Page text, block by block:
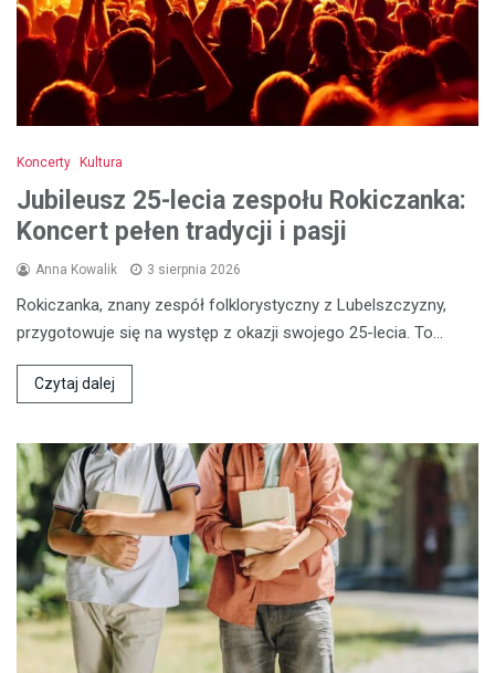
Koncerty Kultura
Jubileusz 25-lecia zespołu Rokiczanka:
Koncert pełen tradycji i pasji
Anna Kowalik 3 sierpnia 2026
Rokiczanka, znany zespół folklorystyczny z Lubelszczyzny,
przygotowuje się na występ z okazji swojego 25-lecia. To…
Czytaj dalej